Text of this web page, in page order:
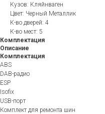
Кузов: Кляйнваген
Цвет: Черный Металлик
К-во дверей: 4
К-во мест: 5
Комплектация
Описание
Комплектация
ABS
DAB-радио
ESP
Isofix
USB-порт
Комплект для ремонта шин